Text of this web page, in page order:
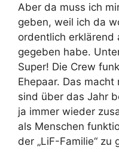
Aber da muss ich
geben, weil ich da
ordentlich erklärend
gegeben habe.
Super! Die Crew
Ehepaar. Das
sind über das Jahr
ja immer wieder
als Menschen
der „LiF-Familie“ zu